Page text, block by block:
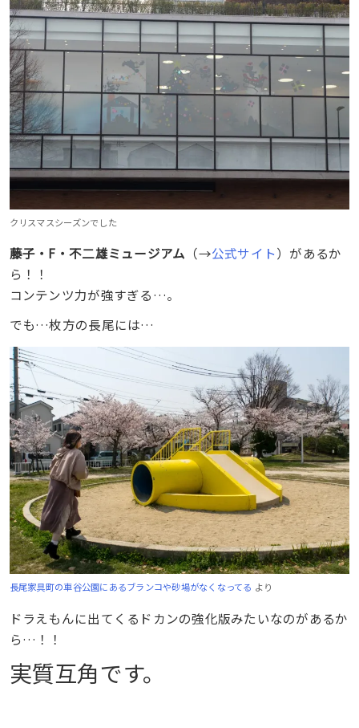
クリスマスシーズンでした
藤子・F・不二雄ミュージアム （→公式サイト）があるか
ら！！
コンテンツ力が強すぎる…。
でも…枚方の長尾には…
長尾家具町の車谷公園にあるブランコや砂場がなくなってる より
ドラえもんに出てくるドカンの強化版みたいなのがあるか
ら…！！
実質互角です。